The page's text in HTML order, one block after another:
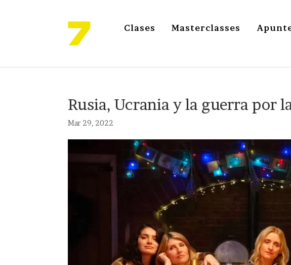
Clases Masterclasses
Rusia, Ucrania y la guerra por
Mar 29, 2022